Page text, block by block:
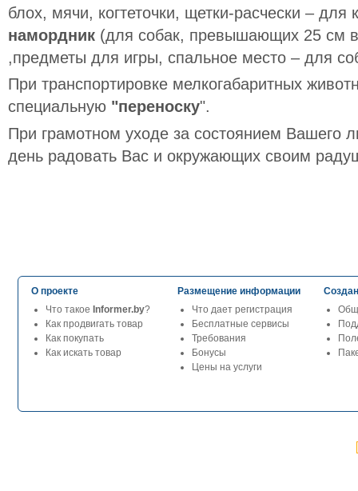
блох, мячи, когтеточки, щетки-расчески –
намордник (для собак, превышающих 25 см
,предметы для игры, спальное место – для
При транспортировке мелкогабаритных
специальную "переноску".
При грамотном уходе за состоянием Вашего
день радовать Вас и окружающих своим
О проекте
Что такое Informer.by?
Как продвигать товар
Как покупать
Как искать товар
Размещение информации
Что дает регистрация
Бесплатные сервисы
Требования
Бонусы
Цены на услуги